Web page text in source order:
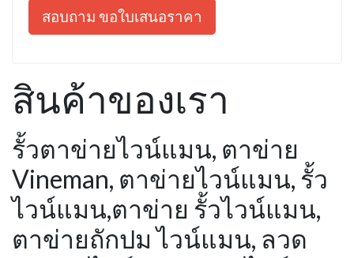
สอบถาม ขอใบเสนอราคา
สินค้าของเรา
รั้วตาข่ายไวน์แมน, ตาข่าย
Vineman, ตาข่ายไวน์แมน, รั้ว
ไวน์แมน,ตาข่าย รั้วไวน์แมน,
ตาข่ายถักปม ไวน์แมน, ลวด